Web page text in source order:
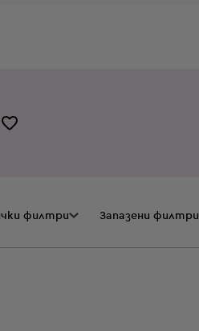
Цена
филтри Запазени филтри